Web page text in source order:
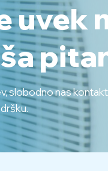
uvek
slobodno nas